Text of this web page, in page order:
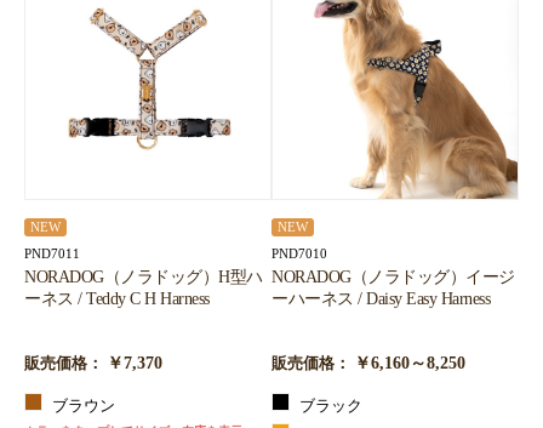
NEW
PND7011
NORADOG（ノラドッグ）H型ハ
ーネス / Teddy C H Harness
販売価格： ￥7,370
ブラウン
NEW
PND7010
NORADOG（ノラドッグ）イージ
ーハーネス / Daisy Easy Harness
販売価格： ￥6,160～8,250
ブラック